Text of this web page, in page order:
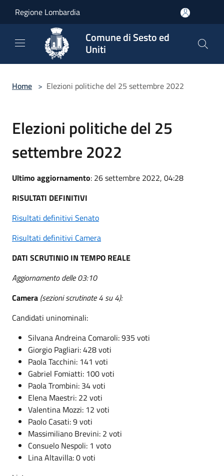
Regione Lombardia
Comune di Sesto ed
Uniti
Home > Elezioni politiche del 25 settembre 2022
Elezioni politiche del 25
settembre 2022
Ultimo aggiornamento: 26 settembre 2022, 04:28
RISULTATI DEFINITIVI
Risultati definitivi Senato
Risultati definitivi Camera
DATI SCRUTINIO IN TEMPO REALE
Aggiornamento delle 03:10
Camera (sezioni scrutinate 4 su 4):
Candidati uninominali:
Silvana Andreina Comaroli: 935 voti
Giorgio Pagliari: 428 voti
Paola Tacchini: 141 voti
Gabriel Fomiatti: 100 voti
Paola Trombini: 34 voti
Elena Maestri: 22 voti
Valentina Mozzi: 12 voti
Paolo Casati: 9 voti
Massimiliano Brevini: 2 voti
Consuelo Nespoli: 1 voto
Lina Altavilla: 0 voti